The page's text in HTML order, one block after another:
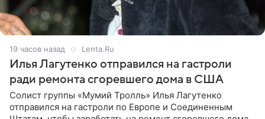
19 часов назад Lenta.Ru
Илья Лагутенко отправился на гастроли
ради ремонта сгоревшего дома в США
Солист группы «Мумий Тролль» Илья Лагутенко
отправился на гастроли по Европе и Соединенным